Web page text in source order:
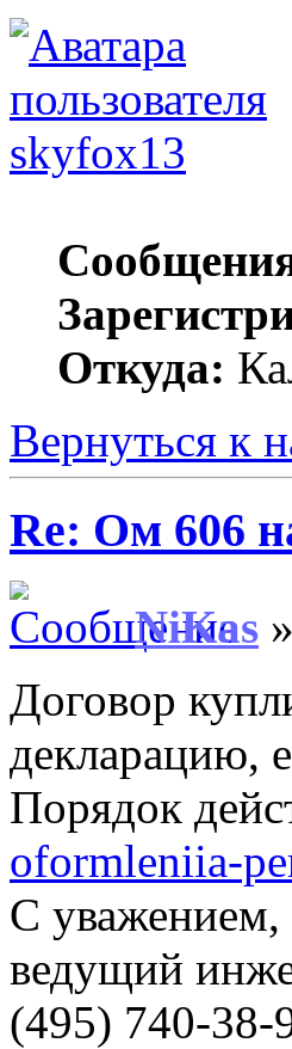
skyfox13
Откуда:
Вернуться к
Re: Ом 606
NiKas
Договор
декларацию,
Порядок
oformleniia-
С уважением,
ведущий
(495) 740-38-